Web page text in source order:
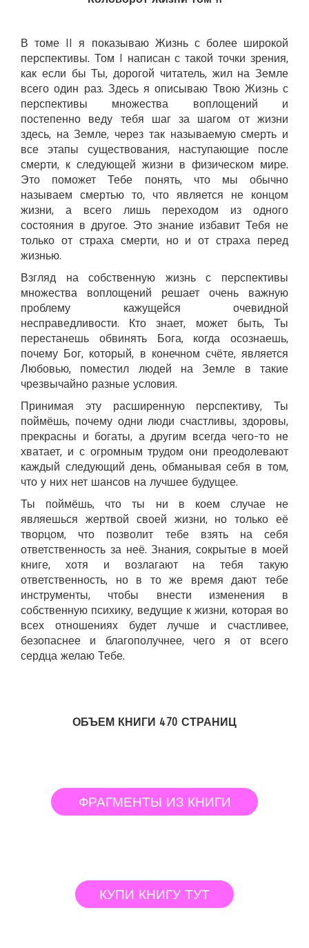
В томе II я показываю Жизнь с более широкой
перспективы. Том I написан с такой точки зрения,
как если бы Ты, дорогой читатель, жил на Земле
всего один раз. Здесь я описываю Твою Жизнь с
перспективы множества воплощений и
постепенно веду тебя шаг за шагом от жизни
здесь, на Земле, через так называемую смерть и
все этапы существования, наступающие после
смерти, к следующей жизни в физическом мире.
Это поможет Тебе понять, что мы обычно
называем смертью то, что является не концом
жизни, а всего лишь переходом из одного
состояния в другое. Это знание избавит Тебя не
только от страха смерти, но и от страха перед
жизнью.
Взгляд на собственную жизнь с перспективы
множества воплощений решает очень важную
проблему кажущейся очевидной
несправедливости. Кто знает, может быть, Ты
перестанешь обвинять Бога, когда осознаешь,
почему Бог, который, в конечном счёте, является
Любовью, поместил людей на Земле в такие
чрезвычайно разные условия.
Принимая эту расширенную перспективу, Ты
поймёшь, почему одни люди счастливы, здоровы,
прекрасны и богаты, а другим всегда чего-то не
хватает, и с огромным трудом они преодолевают
каждый следующий день, обманывая себя в том,
что у них нет шансов на лучшее будущее.
Ты поймёшь, что ты ни в коем случае не
являешься жертвой своей жизни, но только её
творцом, что позволит тебе взять на себя
ответственность за неё. Знания, сокрытые в моей
книге, хотя и возлагают на тебя такую
ответственность, но в то же время дают тебе
инструменты, чтобы внести изменения в
собственную психику, ведущие к жизни, которая во
всех отношениях будет лучше и счастливее,
безопаснее и благополучнее, чего я от всего
сердца желаю Тебе.
ОБЪЕМ КНИГИ 470 СТРАНИЦ
ФРАГМЕНТЫ ИЗ КНИГИ
КУПИ КНИГУ ТУТ